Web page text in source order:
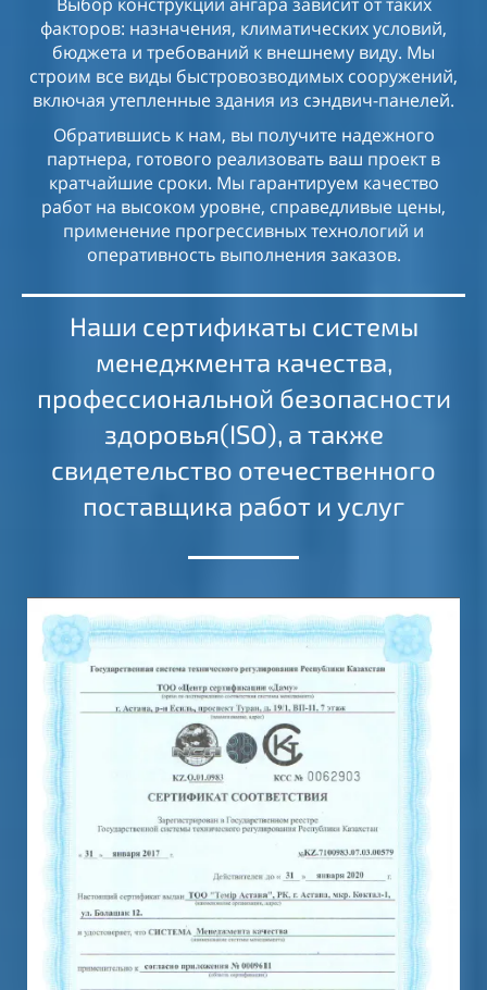
факторов: назначения, климатических условий,
бюджета и требований к внешнему виду. Мы
строим все виды быстровозводимых сооружений,
включая утепленные здания из сэндвич-панелей.
Обратившись к нам, вы получите надежного
партнера, готового реализовать ваш проект в
кратчайшие сроки. Мы гарантируем качество
работ на высоком уровне, справедливые цены,
применение прогрессивных технологий и
оперативность выполнения заказов.
Наши сертификаты системы
менеджмента качества,
профессиональной безопасности
здоровья(ISO), а также
свидетельство отечественного
поставщика работ и услуг